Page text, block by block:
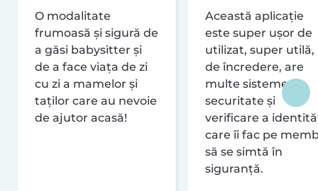
O modalitate
frumoasă și sigură de
a găsi babysitter și
de a face viața de zi
cu zi a mamelor și
taților care au nevoie
de ajutor acasă!
Această aplicație
este super ușor de
utilizat, super utilă,
de încredere, are
multe sisteme de
securitate și
verificare a
care îi fac pe
să se simtă în
siguranță.